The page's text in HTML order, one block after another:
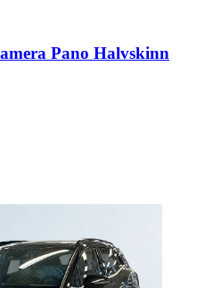
Pano Halvskinn